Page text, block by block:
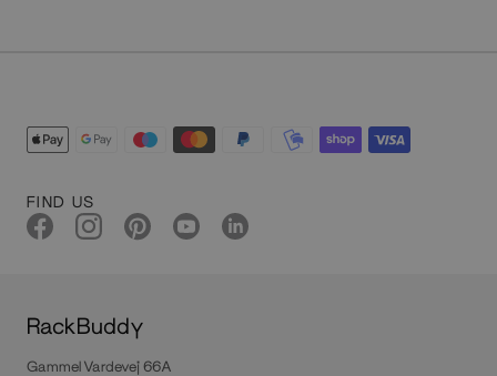
FIND US
RackBuddy
Gammel Vardevej 66A